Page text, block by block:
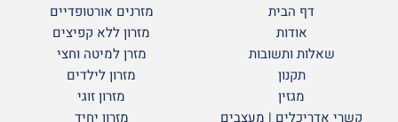
דף הבית
אודות
שאלות ותשובות
תקנון
מגזין
קשרי אדריכלים | מעצבים
מזרנים אורטופדיים
מזרון ללא קפיצים
מזרן למיטה וחצי
מזרון לילדים
מזרון זוגי
מזרון יחיד